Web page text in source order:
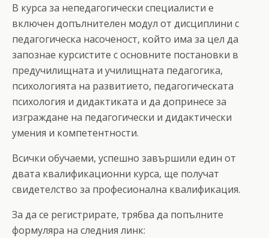
В курса за непедагогически специалисти е
включен допълнителен модул от дисциплини с
педагогическа насоченост, който има за цел да
запознае курсистите с основните постановки в
предучилищната и училищната педагогика,
психологията на развитието, педагогическата
психология и дидактиката и да допринесе за
изграждане на педагогически и дидактически
умения и компетентности.
Всички обучаеми, успешно завършили един от
двата квалификационни курса, ще получат
свидетелство за професионална квалификация.
За да се регистрирате, трябва да попълните
формуляра на следния линк: